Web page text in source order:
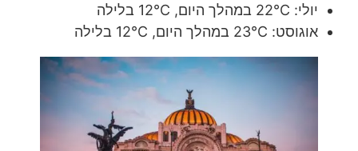
יולי: 22°C במהלך היום, 12°C בלילה
אוגוסט: 23°C במהלך היום, 12°C בלילה